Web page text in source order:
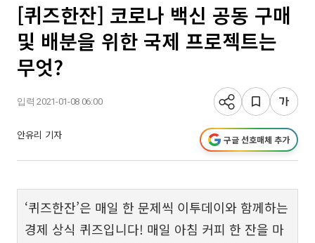
[퀴즈한잔] 코로나 백신 공동 구매
및 배분을 위한 국제 프로젝트는
무엇?
입력 2021-01-08 06:00
안유리 기자 구글 선호매체 추가
‘퀴즈한잔’은 매일 한 문제씩 이투데이와 함께하는
경제 상식 퀴즈입니다! 매일 아침 커피 한 잔을 마